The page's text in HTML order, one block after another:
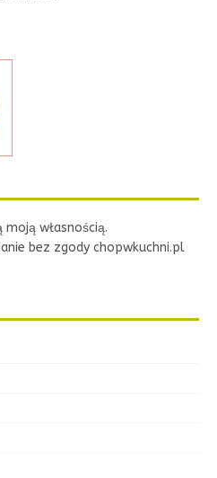
własnością.
bez zgody chopwkuchni.pl